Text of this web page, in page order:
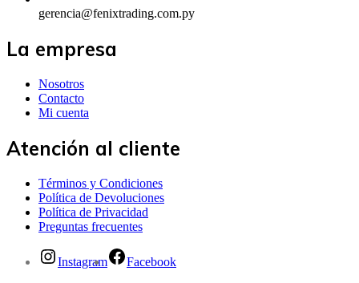
gerencia@fenixtrading.com.py
La empresa
Nosotros
Contacto
Mi cuenta
Atención al cliente
Términos y Condiciones
Política de Devoluciones
Política de Privacidad
Preguntas frecuentes
Instagram
Facebook